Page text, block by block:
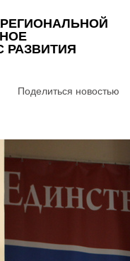
РАЗВИТИЯ
Поделиться новостью